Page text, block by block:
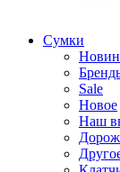
Cумки
Sale
Новое
Наш